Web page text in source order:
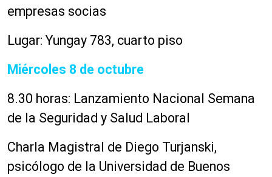
empresas socias
Lugar: Yungay 783, cuarto piso
Miércoles 8 de octubre
8.30 horas: Lanzamiento Nacional Semana
de la Seguridad y Salud Laboral
Charla Magistral de Diego Turjanski,
psicólogo de la Universidad de Buenos